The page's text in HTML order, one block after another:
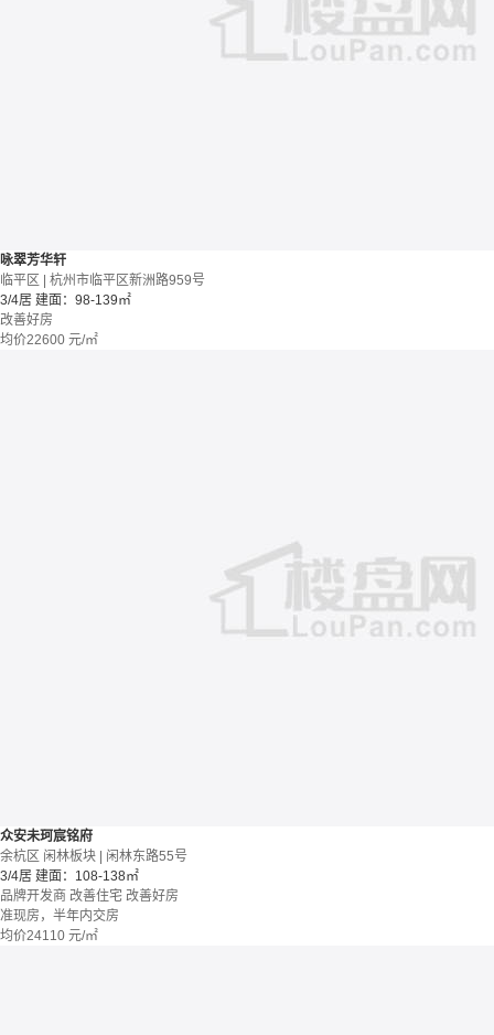
咏翠芳华轩
临平区 | 杭州市临平区新洲路959号
3/4居 建面：98-139㎡
改善好房
均价22600 元/㎡
众安未珂宸铭府
余杭区 闲林板块 | 闲林东路55号
3/4居 建面：108-138㎡
品牌开发商 改善住宅 改善好房
准现房，半年内交房
均价24110 元/㎡